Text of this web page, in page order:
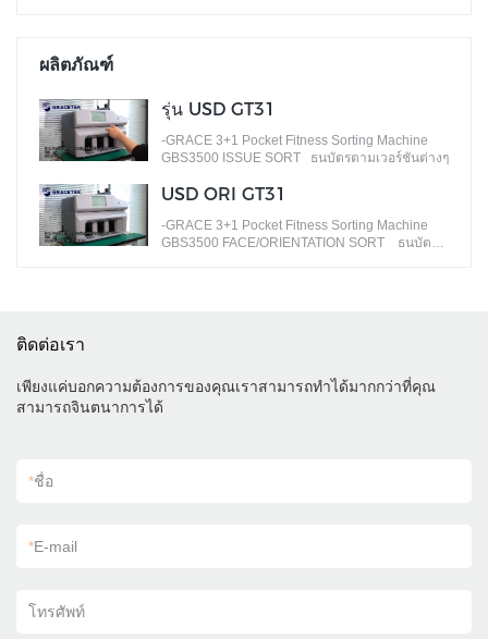
ผลิตภัณฑ์
รุ่น USD GT31
-GRACE 3+1 Pocket Fitness Sorting Machine
GBS3500 ISSUE SORT ธนบัตรตามเวอร์ชันต่างๆ
USD ORI GT31
-GRACE 3+1 Pocket Fitness Sorting Machine
GBS3500 FACE/ORIENTATION SORT ธนบัตร
ติดต่อเรา
เพียงแค่บอกความต้องการของคุณเราสามารถทำได้มากกว่าที่คุณ
สามารถจินตนาการได้
*ชื่อ
*E-mail
โทรศัพท์